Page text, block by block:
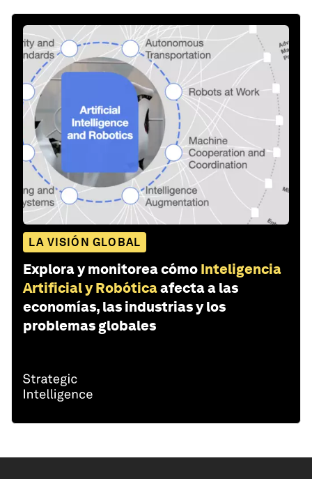
LA VISIÓN GLOBAL
Explora y monitorea cómo Inteligencia
Artificial y Robóticaafecta a las
economías, las industrias y los
problemas globales